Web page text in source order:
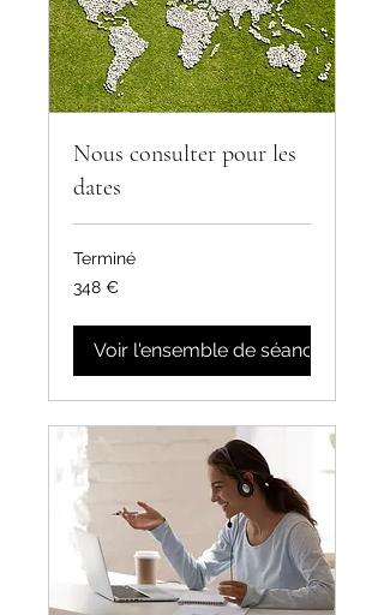
Nous consulter pour les
dates
Terminé
348
euros
348 €
Voir l'ensemble de séances